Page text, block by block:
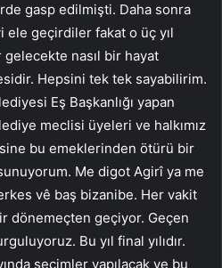
gasp edilmişti. Daha sonra
geçirdiler fakat o üç yıl
nasıl bir hayat
Hepsini tek tek sayabilirim.
Eş Başkanlığı yapan
meclisi üyeleri ve halkımız
bu emeklerinden ötürü bir
Me digot Agirî ya me
vê baş bizanibe. Her vakit
dönemeçten geçiyor. Geçen
Bu yıl final yılıdır.
seçimler yapılacak ve bu